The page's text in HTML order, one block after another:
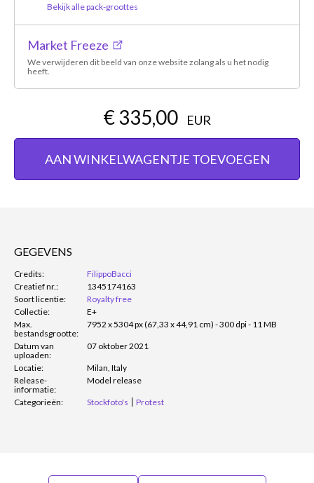
Bekijk alle pack-groottes
Market Freeze
We verwijderen dit beeld van onze website zolang als u het nodig
heeft.
€ 335,00 EUR
AAN WINKELWAGENTJE TOEVOEGEN
GEGEVENS
Credits:
FilippoBacci
Creatief nr.:
1345174163
Soort licentie:
Royalty free
Collectie:
E+
Max.
bestandsgrootte:
7952 x 5304 px (67,33 x 44,91 cm) - 300 dpi - 11 MB
Datum van
uploaden:
07 oktober 2021
Locatie:
Milan, Italy
Release-
informatie:
Model release
Categorieën: Stockfoto's Protest